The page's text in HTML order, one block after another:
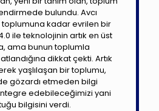
bulundu. Avcı
kadar evrilen bir
ile teknolojinin artık en üst
ama bunun toplumla
dikkat çekti. Artık
yaşlılaşan bir toplumu,
gözardı etmeden bilgi
edebileceğimizi yani
bilgisini verdi.